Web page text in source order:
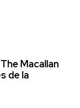
Macallan
de la